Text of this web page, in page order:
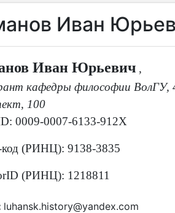
Иван
Иван Юрьевич ,
кафедры философии ВолГУ,
100
0009-0007-6133-912X
код (РИНЦ): 9138-3835
(РИНЦ): 1218811
luhansk.history@yandex.com